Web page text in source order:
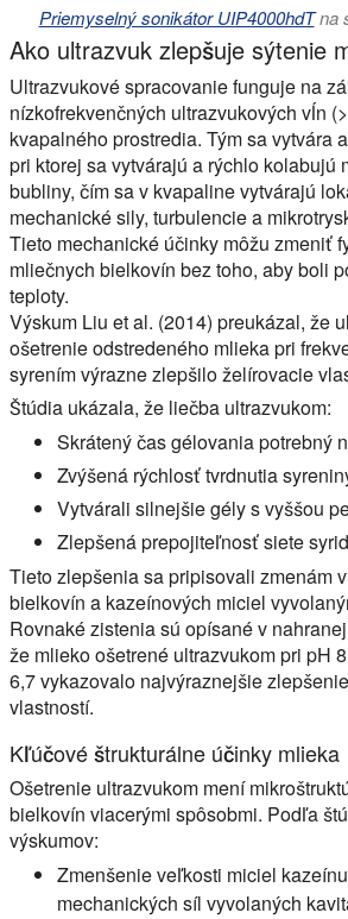
Priemyselný sonikátor UIP4000hdTna
Ako ultrazvuk zlepšuje sýtenie
Ultrazvukové spracovanie funguje na
nízkofrekvenčných ultrazvukových vĺn
kvapalného prostredia. Tým sa vytvára
pri ktorej sa vytvárajú a rýchlo kolabujú
bubliny, čím sa v kvapaline vytvárajú
mechanické sily, turbulencie a
Tieto mechanické účinky môžu zmeniť
mliečnych bielkovín bez toho, aby boli
teploty.
Výskum Liu et al. (2014) preukázal, že
ošetrenie odstredeného mlieka pri
syrením výrazne zlepšilo želírovacie
Štúdia ukázala, že liečba ultrazvukom:
Skrátený čas gélovania potrebný
Zvýšená rýchlosť tvrdnutia
Vytvárali silnejšie gély s vyššou
Zlepšená prepojiteľnosť siete
Tieto zlepšenia sa pripisovali zmenám
bielkovín a kazeínových miciel
Rovnaké zistenia sú opísané v
že mlieko ošetrené ultrazvukom pri pH
6,7 vykazovalo najvýraznejšie
vlastností.
Kľúčové štrukturálne účinky mlieka
Ošetrenie ultrazvukom mení
bielkovín viacerými spôsobmi. Podľa
výskumov:
Zmenšenie veľkosti miciel
mechanických síl vyvolaných